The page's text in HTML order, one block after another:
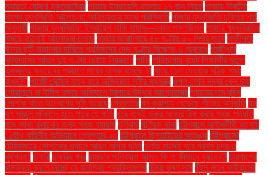
সহায়তা ঘোষণা যুক্তরাষ্ট্রের গাজায় ইসরায়েলি হামলায় ১৭ জন নিহত গাজায় দ্বিতীয়
ধাপের যুদ্ধবিরতি আলোচনা: অনিশ্চয়তার মাঝে পরিস্থিতি গাজায় যুদ্ধবিরতি চুক্তির শর্ত
অনুযায়ী গাজায় যুদ্ধবিরতি: ইসরায়েল নাকি হামাস—কোন পক্ষ জিতল গাজায় যুদ্ধবিরতির
বিষয়ে ভালোই আলোচনা চলছে গাজার জাবালিয়ায় ৪৮ ঘণ্টায় ৫০ শিশুর মৃত্যু গাজীপুরে
ঈদের ছুটি বাড়ানোর দাবিতে শ্রমিকদের দেড় ঘণ্টার বিক্ষোভ ও অবরোধ গাজীপুরে
ঝুটগুদামের আগুন দুই ঘণ্টার চেষ্টায় নিয়ন্ত্রণে গাড়ি গাড়িচাপায় বুয়েট শিক্ষার্থীর মৃত্যু:
একমাত্র সন্তানের প্রয়াণে মায়ের অশ্রু থামছে না গায়ে তেল দেওয়ার সঠিক সময়
কখন?" গার্মেন্ট সেক্টরে নতুন করে অস্থিরতা সৃষ্টির ষড়যন্ত্র গুগল ফোন নম্বর কেন চায়
গোয়ালন্দে মা ইলিশ রক্ষায় অভিযানে ট্রলারে উদ্ধার আগ্নেয়াস্ত্র গ্যাসের দাম বৃদ্ধি
পোশাক খাতে উদ্বেগের সৃষ্টি করেছে গ্রেফতার ঘন কুয়াশায় বেড়েছে শীতের অনুভূতি ঘন
ঘন আঙুল মটকালে হতে পারে যে ক্ষতি ঘরে বসেই ভ্রুর আকার ঠিক করার সহজ পদ্ধতি
ঘাড় ব্যথা কমানোর জন্য সহজ ব্যায়াম ঘূর্ণিঝড় ঘূর্ণিঝড় দানা চট্টগ্রামে আইনজীবী হত্যায়
: যৌথ বাহিনীর অভিযানে গ্রেপ্তার ২০ চট্টগ্রামে ছিনতাইয়ের আতঙ্ক চট্টগ্রামের
টেরিবাজারে পোশাকের গুদামে আগুন লাগার ঘটনা চলতি মাসেই হবে প্রথম চন্দ্র ও
সূর্যগ্রহণ চাকরি চাকরির খবর চামড়ার মানিব্যাগ আসল কি না কীভাবে বুঝবেন? চারপাশের
বাস্তবতা বদলে দিচ্ছে যে জনপ্রিয় প্রযুক্তিগুলো চিন্ময় কৃষ্ণ দাস চীনে নতুন ভাইরাসের